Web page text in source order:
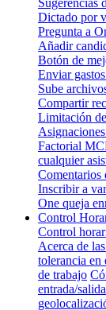
Dictado por
Pregunta a
Añadir
Botón de
Enviar
Sube
Compartir
Limitación
Factorial
cualquier
Comentarios
Inscribir a
One queja
Control
Control
Acerca de
tolerancia
de trabajo
entrada/